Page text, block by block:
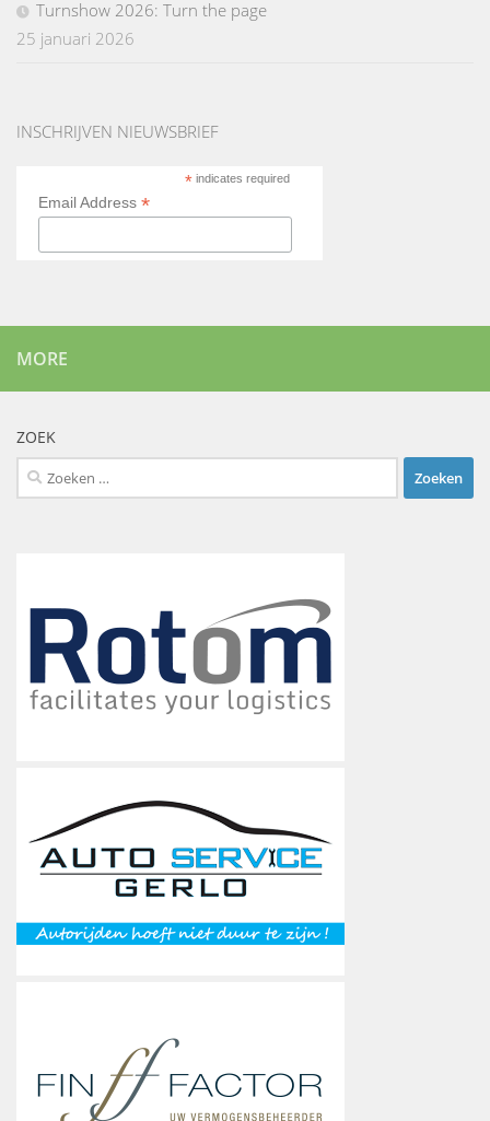
Turnshow 2026: Turn the page
25 januari 2026
INSCHRIJVEN NIEUWSBRIEF
* indicates required
Email Address *
MORE
ZOEK
Zoeken
naar: